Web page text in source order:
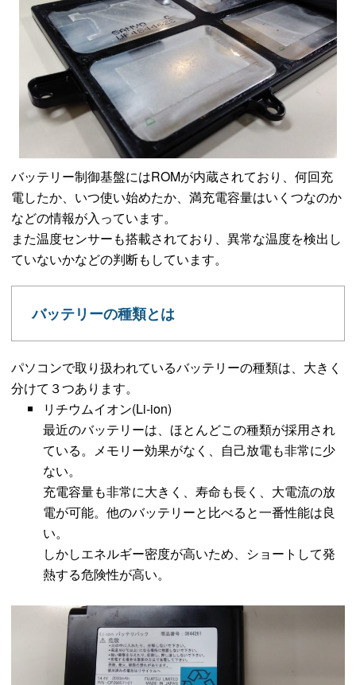
バッテリー制御基盤にはROMが内蔵されており、何回充
電したか、いつ使い始めたか、満充電容量はいくつなのか
などの情報が入っています。
また温度センサーも搭載されており、異常な温度を検出し
ていないかなどの判断もしています。
バッテリーの種類とは
パソコンで取り扱われているバッテリーの種類は、大きく
分けて３つあります。
リチウムイオン(Li-ion)
最近のバッテリーは、ほとんどこの種類が採用され
ている。メモリー効果がなく、自己放電も非常に少
ない。
充電容量も非常に大きく、寿命も長く、大電流の放
電が可能。他のバッテリーと比べると一番性能は良
い。
しかしエネルギー密度が高いため、ショートして発
熱する危険性が高い。